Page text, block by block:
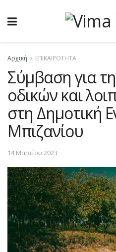
Αρχική ΕΠΙΚΑΙΡΟΤΗΤΑ
Σύμβαση για
οδικών και
στη Δημοτική
Μπιζανίου
14 Μαρτίου 2023